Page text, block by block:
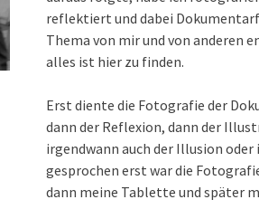
reflektiert und dabei
Thema von mir und von anderen
alles ist hier zu finden.
Erst diente die Fotografie der
dann der Reflexion, dann der
irgendwann auch der Illusion oder
gesprochen erst war die
dann meine Tablette und später